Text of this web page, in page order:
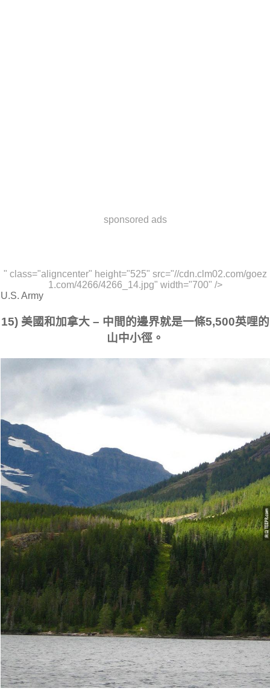
sponsored ads
" class="aligncenter" height="525" src="//cdn.clm02.com/goez
1.com/4266/4266_14.jpg" width="700" />
U.S. Army
15) 美國和加拿大 – 中間的邊界就是一條5,500英哩的
山中小徑。